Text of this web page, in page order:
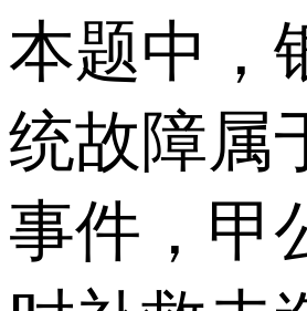
本题中，
统故障属
事件，甲